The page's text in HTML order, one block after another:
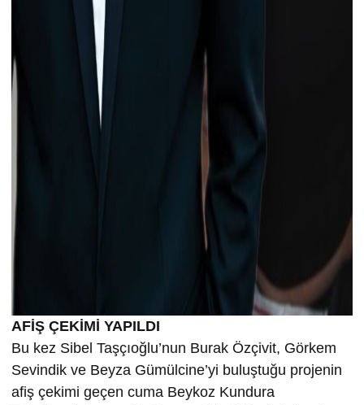
AFİŞ ÇEKİMİ YAPILDI
Bu kez Sibel Taşçıoğlu’nun Burak Özçivit, Görkem
Sevindik ve Beyza Gümülcine’yi buluştuğu projenin
afiş çekimi geçen cuma Beykoz Kundura